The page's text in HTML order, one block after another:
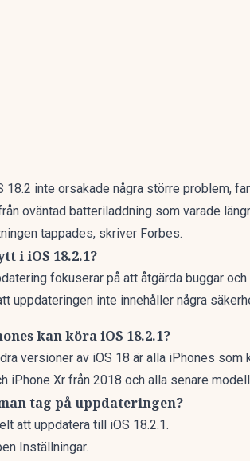
18.2 inte orsakade några större problem,
oväntad batteriladdning som varade
tappades, skriver Forbes.
i iOS 18.2.1?
fokuserar på att åtgärda buggar
uppdateringen inte innehåller några
kan köra iOS 18.2.1?
versioner av iOS 18 är alla iPhones som
iPhone Xr från 2018 och alla senare
tag på uppdateringen?
att uppdatera till iOS 18.2.1.
Inställningar.